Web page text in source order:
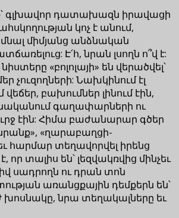
գլխավոր դատախազն իրավացի
կոչ է անում,
մնալ միմյանց անձնական
Է՛հ, նրան լսողն ո՞վ է:
«բոլոլայի» են վերածվել՝
չուզողների: Նախկինում էլ
բախումներ լինում էին,
գաղափարների ու
էին: Հիմա բաժանարար գծեր
նրանք», «ղարաբաղցի-
հարմար տեղավորվել իրենց
որ տալիս են՝ լեզվակռվից մինչեւ
սադրողն ու դրան տոն
առանցքային դեմքերն են՝
նրա տեղակալները եւ